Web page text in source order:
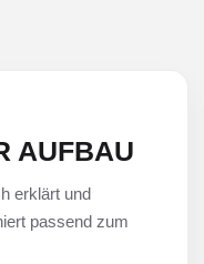
AUFBAU
erklärt und
passend zum